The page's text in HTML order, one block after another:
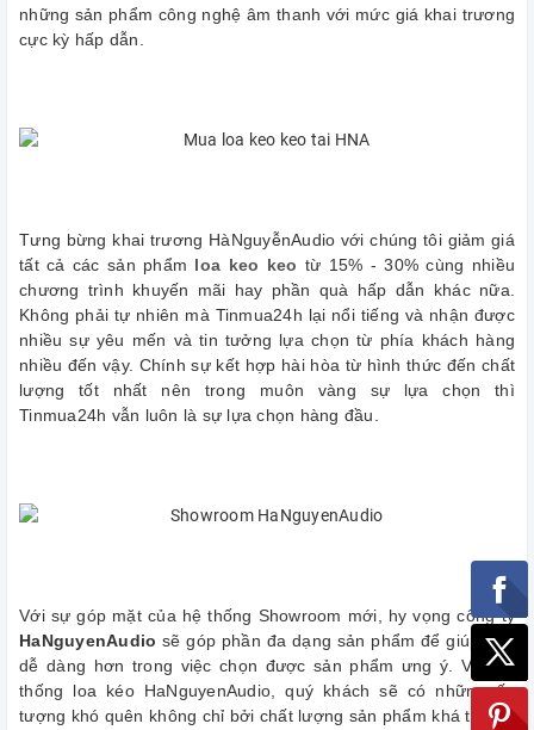
những sản phẩm công nghệ âm thanh với mức giá khai trương
cực kỳ hấp dẫn.
Tưng bừng khai trương HàNguyễnAudio với chúng tôi giảm giá
tất cả các sản phẩm loa keo keo từ 15% - 30% cùng nhiều
chương trình khuyến mãi hay phần quà hấp dẫn khác nữa.
Không phải tự nhiên mà Tinmua24h lại nổi tiếng và nhận được
nhiều sự yêu mến và tin tưởng lựa chọn từ phía khách hàng
nhiều đến vậy. Chính sự kết hợp hài hòa từ hình thức đến chất
lượng tốt nhất nên trong muôn vàng sự lựa chọn thì
Tinmua24h vẫn luôn là sự lựa chọn hàng đầu.
Với sự góp mặt của hệ thống Showroom mới, hy vọng công ty
HaNguyenAudio sẽ góp phần đa dạng sản phẩm để giúp bạn
dễ dàng hơn trong việc chọn được sản phẩm ưng ý. Với hệ
thống loa kéo HaNguyenAudio, quý khách sẽ có những ấn
tượng khó quên không chỉ bởi chất lượng sản phẩm khá tốt mà